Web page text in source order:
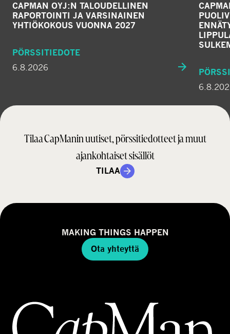
CAPMAN OYJ:N TALOUDELLINEN
RAPORTOINTI JA VARSINAINEN
YHTIÖKOKOUS VUONNA 2027
PÖRSSITIEDOTE
6.8.2026
Tilaa CapManin uutiset, pörssitiedotteet ja muut
ajankohtaiset sisällöt
TILAA
MAKING THINGS HAPPEN
Ota yhteyttä